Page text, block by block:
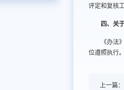
评定和复核
四、关
《办法
位遵照执行。
上一篇：